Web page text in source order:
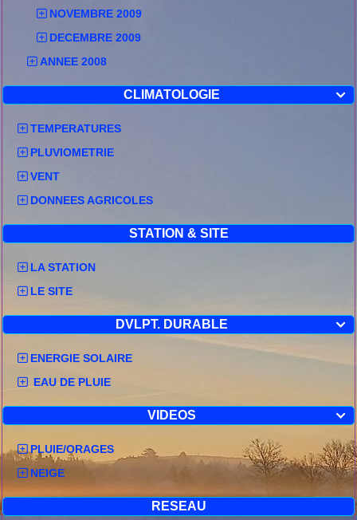
NOVEMBRE 2009
DECEMBRE 2009
ANNEE 2008

CLIMATOLOGIE
TEMPERATURES
PLUVIOMETRIE
VENT
DONNEES AGRICOLES
STATION & SITE
LA STATION
LE SITE

DVLPT. DURABLE
ENERGIE SOLAIRE
EAU DE PLUIE

VIDEOS
PLUIE/ORAGES
NEIGE
RESEAU